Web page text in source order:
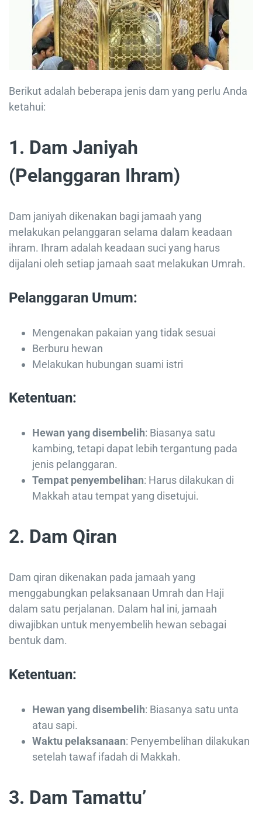
Berikut adalah beberapa jenis dam yang perlu Anda
ketahui:
1. Dam Janiyah
(Pelanggaran Ihram)
Dam janiyah dikenakan bagi jamaah yang
melakukan pelanggaran selama dalam keadaan
ihram. Ihram adalah keadaan suci yang harus
dijalani oleh setiap jamaah saat melakukan Umrah.
Pelanggaran Umum:
Mengenakan pakaian yang tidak sesuai
Berburu hewan
Melakukan hubungan suami istri
Ketentuan:
Hewan yang disembelih: Biasanya satu
kambing, tetapi dapat lebih tergantung pada
jenis pelanggaran.
Tempat penyembelihan: Harus dilakukan di
Makkah atau tempat yang disetujui.
2. Dam Qiran
Dam qiran dikenakan pada jamaah yang
menggabungkan pelaksanaan Umrah dan Haji
dalam satu perjalanan. Dalam hal ini, jamaah
diwajibkan untuk menyembelih hewan sebagai
bentuk dam.
Ketentuan:
Hewan yang disembelih: Biasanya satu unta
atau sapi.
Waktu pelaksanaan: Penyembelihan dilakukan
setelah tawaf ifadah di Makkah.
3. Dam Tamattu’